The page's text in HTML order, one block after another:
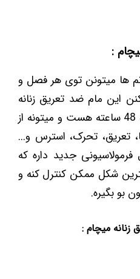
:
ها میتونن توی هر فصل و
این مام ضد تعریق زنانه
میچام هست. محصولی که 48 ساعته هست و میتونه از
تعریق، تحرک، استرس و...
جدید داره که
شکل ممکن کنترل کنه و
بو بگیره.
میچام :